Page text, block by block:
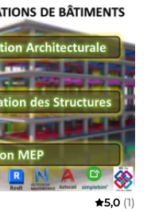
5,0 (1)